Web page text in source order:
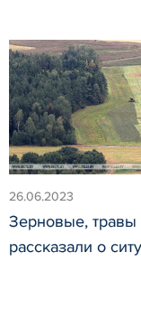
26.06.2023
Зерновые, травы
рассказали о